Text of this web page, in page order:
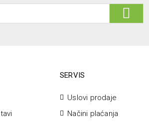
SERVIS
Uslovi prodaje
Načini plaćanja